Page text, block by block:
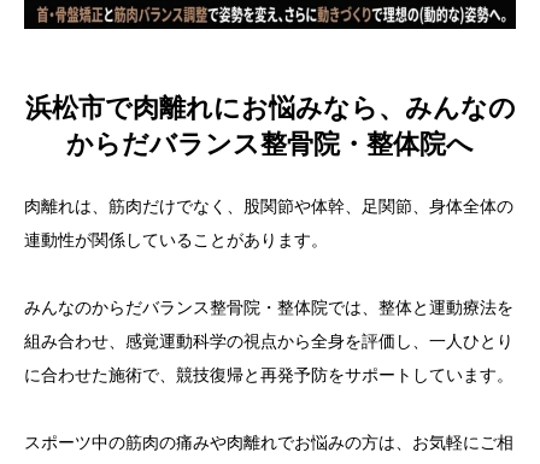
浜松市で肉離れにお悩みなら、みんなの
からだバランス整骨院・整体院へ
肉離れは、筋肉だけでなく、股関節や体幹、足関節、身体全体の
連動性が関係していることがあります。
みんなのからだバランス整骨院・整体院では、整体と運動療法を
組み合わせ、感覚運動科学の視点から全身を評価し、一人ひとり
に合わせた施術で、競技復帰と再発予防をサポートしています。
スポーツ中の筋肉の痛みや肉離れでお悩みの方は、お気軽にご相